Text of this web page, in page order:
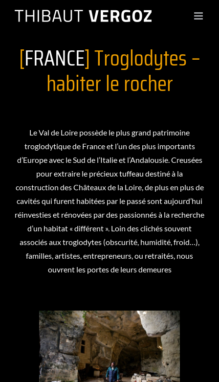
[FRANCE] Troglodytes –
habiter le rocher
Le Val de Loire possède le plus grand patrimoine
troglodytique de France et l’un des plus importants
d’Europe avec le Sud de l’Italie et l’Andalousie. Creusées
pour extraire le précieux tuffeau destiné à la
construction des Châteaux de la Loire, de plus en plus de
cavités qui furent habitées par le passé sont aujourd’hui
réinvesties et rénovées par des passionnés à la recherche
d’un habitat « différent ». Loin des clichés souvent
associés aux troglodytes (obscurité, humidité, froid…),
familles, artistes, entrepreneurs, ou retraités, nous
ouvrent les portes de leurs demeures